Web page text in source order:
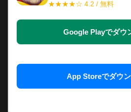
★★★★☆ 4.2 / 無料
Google Playでダウ
App Storeでダウ